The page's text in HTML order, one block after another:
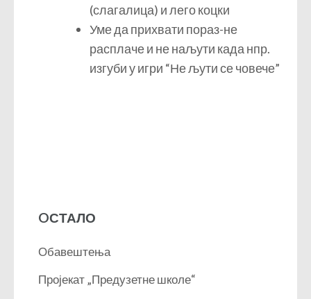
(слагалица) и лего коцки
Уме да прихвати пораз-не
расплаче и не наљути када нпр.
изгуби у игри “Не љути се човече”
OСТАЛО
Обавештења
Пројекат „Предузетне школе“